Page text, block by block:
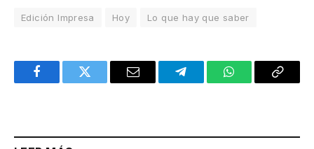
Edición Impresa Hoy Lo que hay que saber
FacebookTwitter Email TelegramWhatsAppCopy